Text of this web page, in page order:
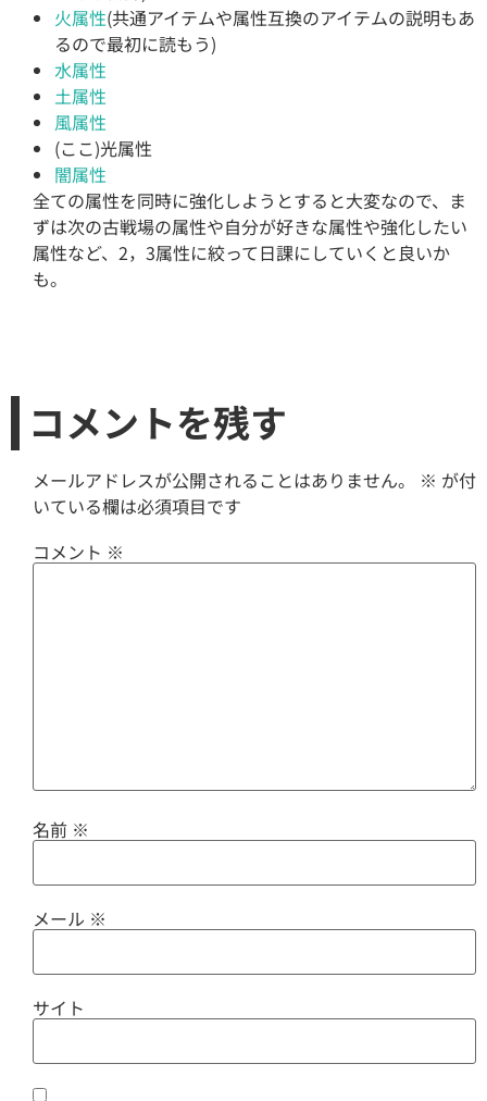
火属性(共通アイテムや属性互換のアイテムの説明もあ
るので最初に読もう)
水属性
土属性
風属性
(ここ)光属性
闇属性
全ての属性を同時に強化しようとすると大変なので、ま
ずは次の古戦場の属性や自分が好きな属性や強化したい
属性など、2，3属性に絞って日課にしていくと良いか
も。
コメントを残す
メールアドレスが公開されることはありません。 ※ が付
いている欄は必須項目です
コメント ※
名前 ※
メール ※
サイト